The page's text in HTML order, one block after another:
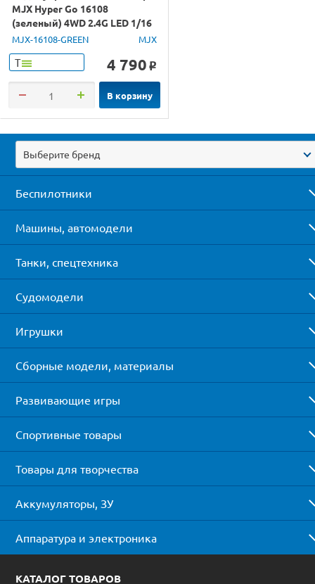
MJX Hyper Go 16108
(зеленый) 4WD 2.4G LED 1/16
RTR
MJX-16108-GREEN MJX
Т 4 790 o
В корзину
Выберите бренд
Беспилотники
Машины, автомодели
Танки, спецтехника
Судомодели
Игрушки
Сборные модели, материалы
Развивающие игры
Спортивные товары
Товары для творчества
Аккумуляторы, ЗУ
Аппаратура и электроника
КАТАЛОГ ТОВАРОВ